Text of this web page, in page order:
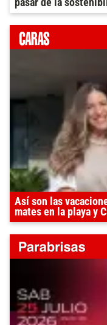
pasar de la
Así son las
mates en la playa y